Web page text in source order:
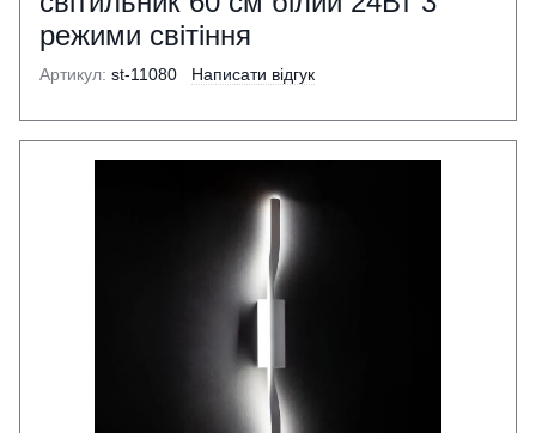
режими світіння
Артикул: st-11080 Написати відгук